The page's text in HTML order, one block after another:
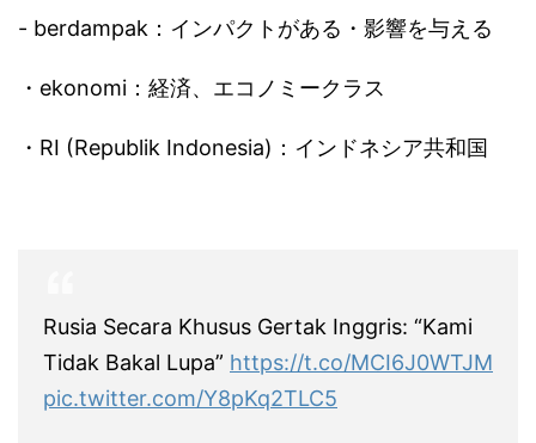
- berdampak：インパクトがある・影響を与える
・ekonomi：経済、エコノミークラス
・RI (Republik Indonesia)：インドネシア共和国
Rusia Secara Khusus Gertak Inggris: “Kami
Tidak Bakal Lupa” https://t.co/MCI6J0WTJM
pic.twitter.com/Y8pKq2TLC5